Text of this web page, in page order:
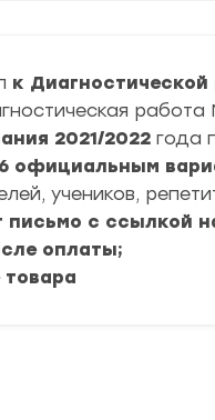
к
работа
2021/2022 года
официальным
учеников,
с ссылкой
оплаты;
товара